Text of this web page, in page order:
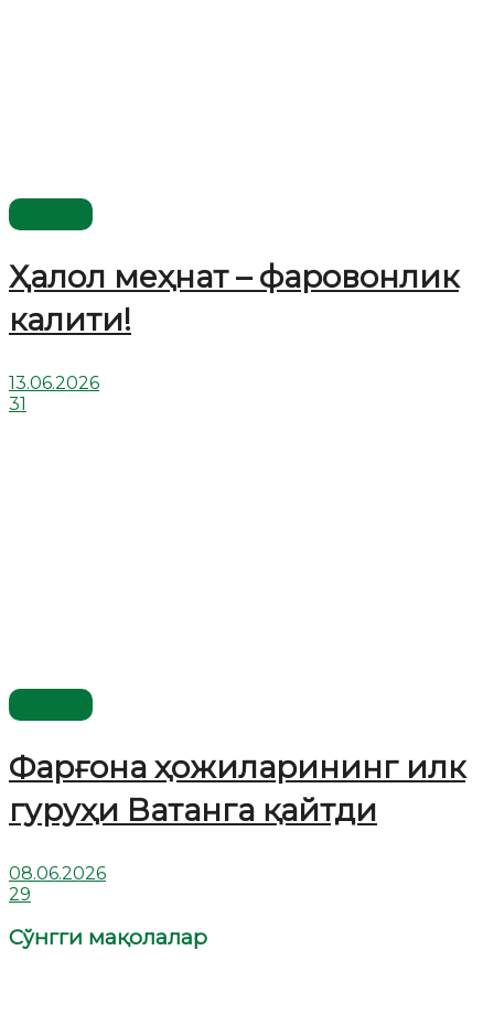
Ҳалол меҳнат – фаровонлик
калити!
13.06.2026
31
Фарғона ҳожиларининг илк
гуруҳи Ватанга қайтди
08.06.2026
29
Сўнгги мақолалар